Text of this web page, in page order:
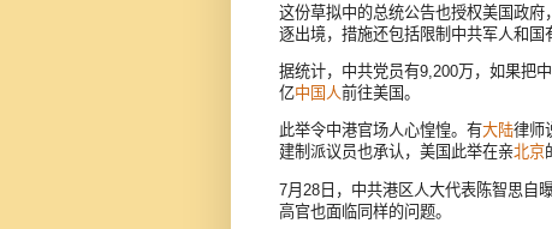
这份草拟中的总统公告也授权美国政
逐出境，措施还包括限制中共军人和国
据统计，中共党员有9,200万，如果把
亿中国人前往美国。
此举令中港官场人心惶惶。有大陆律师
建制派议员也承认，美国此举在亲北京
7月28日，中共港区人大代表陈智思自
高官也面临同样的问题。